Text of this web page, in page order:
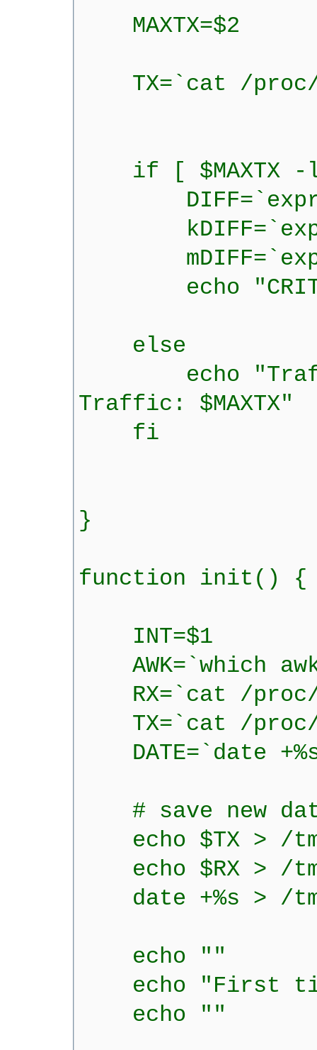
MAXTX=$2
TX=`cat /proc/
if [ $MAXTX -
DIFF=`expr
kDIFF=`expr
mDIFF=`expr
echo
else
echo "Traffc
Traffic: $MAXTX"
fi
}
function init() {
INT=$1
AWK=`which
RX=`cat /
TX=`cat /proc/
DATE=`date
# save new
echo $TX > /
echo $RX > /
date +%s > /
echo ""
echo "First
echo ""